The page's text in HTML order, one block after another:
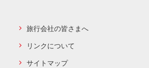
旅行会社の皆さまへ
リンクについて
サイトマップ